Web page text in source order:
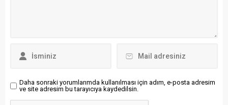
kamuoyunu bilgilendirme
gazeteci olduğunu...
Daha sonraki yorumlarımda kullanılması için adım, e-posta adresim
ve site adresim bu tarayıcıya kaydedilsin.